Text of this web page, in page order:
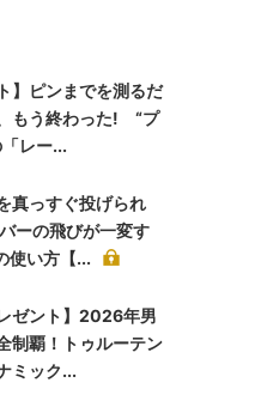
】ピンまでを測るだ
もう終わった! “プ
レー...
真っすぐ投げられ
ーの飛びが一変す
使い方【...
ゼント】2026年男
制覇！トゥルーテン
ミック...